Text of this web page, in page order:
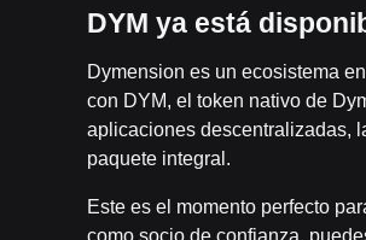
DYM ya está
Dymension es un ecosistema
con DYM, el token nativo de
aplicaciones descentralizadas,
paquete integral.
Este es el momento perfecto
como socio de confianza,